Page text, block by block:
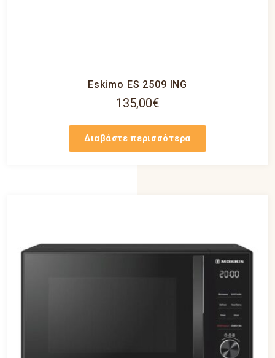
Eskimo ES 2509 ING
135,00€
Διαβάστε περισσότερα